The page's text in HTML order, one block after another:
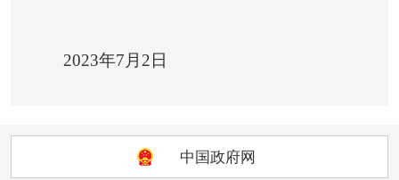
2023年7月2日
中国政府网